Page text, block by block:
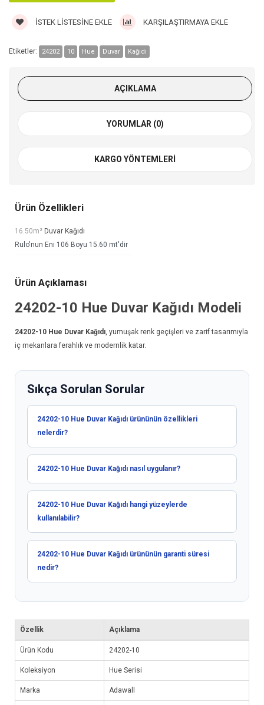
İSTEK LISTESINE EKLE KARŞILAŞTIRMAYA EKLE
Etiketler: 24202 10 Hue Duvar Kağıdı
AÇIKLAMA
YORUMLAR (0)
KARGO YÖNTEMLERI
Ürün Özellikleri
16.50m² Duvar Kağıdı
Rulo'nun Eni 106 Boyu 15.60 mt'dir
Ürün Açıklaması
24202-10 Hue Duvar Kağıdı Modeli
24202-10 Hue Duvar Kağıdı , yumuşak renk geçişleri ve zarif tasarımıyla
iç mekanlara ferahlık ve modernlik katar.
Sıkça Sorulan Sorular
24202-10 Hue Duvar Kağıdı ürününün özellikleri
nelerdir?
24202-10 Hue Duvar Kağıdı nasıl uygulanır?
24202-10 Hue Duvar Kağıdı hangi yüzeylerde
kullanılabilir?
24202-10 Hue Duvar Kağıdı ürününün garanti süresi
nedir?
Özellik Açıklama
Ürün Kodu 24202-10
Koleksiyon Hue Serisi
Marka Adawall